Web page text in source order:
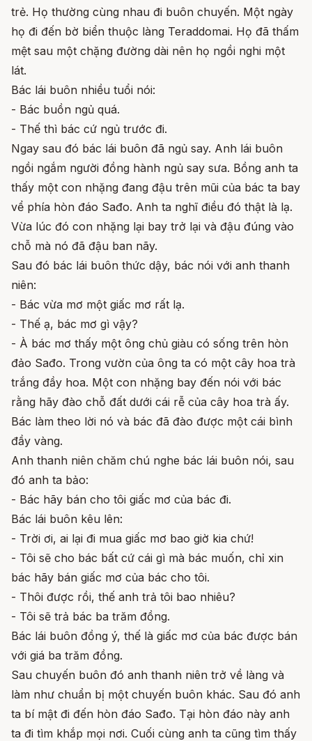
trẻ. Họ thường cùng nhau đi buôn chuyến. Một ngày
họ đi đến bờ biển thuộc làng Teraddomai. Họ đã thấm
mệt sau một chặng đường dài nên họ ngồi nghi một
lát.
Bác lái buôn nhiều tuổi nói:
- Bác buồn ngủ quá.
- Thế thì bác cứ ngủ trước đi.
Ngay sau đó bác lái buôn đã ngủ say. Anh lái buôn
ngồi ngắm người đồng hành ngủ say sưa. Bồng anh ta
thấy một con nhặng đang đậu trên mũi của bác ta bay
vể phía hòn đáo Sađo. Anh ta nghĩ điều đó thật là lạ.
Vừa lúc đó con nhặng lại bay trở lại và đậu đúng vào
chỗ mà nó đã đậu ban nãy.
Sau đó bác lái buôn thức dậy, bác nói với anh thanh
niên:
- Bác vừa mơ một giấc mơ rất lạ.
- Thế ạ, bác mơ gì vậy?
- À bác mơ thấy một ông chủ giàu có sống trên hòn
đảo Sađo. Trong vườn của ông ta có một cây hoa trà
trắng đầy hoa. Một con nhặng bay đến nói với bác
rằng hãy đào chỗ đất dưới cái rễ của cây hoa trà ấy.
Bác làm theo lời nó và bác đã đào được một cái bình
đầy vàng.
Anh thanh niên chăm chú nghe bác lái buôn nói, sau
đó anh ta bảo:
- Bác hãy bán cho tôi giấc mơ của bác đi.
Bác lái buôn kêu lên:
- Trời ơi, ai lại đi mua giấc mơ bao giờ kia chứ!
- Tôi sẽ cho bác bất cứ cái gì mà bác muốn, chỉ xin
bác hãy bán giấc mơ của bác cho tôi.
- Thôi được rồi, thế anh trả tôi bao nhiêu?
- Tôi sẽ trả bác ba trăm đồng.
Bác lái buôn đồng ý, thế là giấc mơ của bác được bán
với giá ba trăm đồng.
Sau chuyến buôn đó anh thanh niên trở về làng và
làm như chuẩn bị một chuyến buôn khác. Sau đó anh
ta bí mật đi đến hòn đáo Sađo. Tại hòn đáo này anh
ta đi tìm khắp mọi nơi. Cuối cùng anh ta cũng tìm thấy